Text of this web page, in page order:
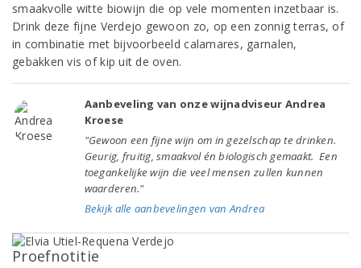
smaakvolle witte biowijn die op vele momenten inzetbaar is.
Drink deze fijne Verdejo gewoon zo, op een zonnig terras, of
in combinatie met bijvoorbeeld calamares, garnalen,
gebakken vis of kip uit de oven.
Aanbeveling van onze wijnadviseur Andrea
Kroese
"Gewoon een fijne wijn om in gezelschap te drinken.
Geurig, fruitig, smaakvol én biologisch gemaakt. Een
toegankelijke wijn die veel mensen zullen kunnen
waarderen."
Bekijk alle aanbevelingen van Andrea
Proefnotitie